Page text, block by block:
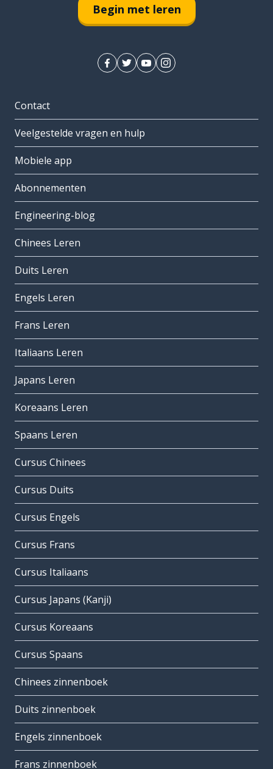
Begin met leren
Contact
Veelgestelde vragen en hulp
Mobiele app
Abonnementen
Engineering-blog
Chinees Leren
Duits Leren
Engels Leren
Frans Leren
Italiaans Leren
Japans Leren
Koreaans Leren
Spaans Leren
Cursus Chinees
Cursus Duits
Cursus Engels
Cursus Frans
Cursus Italiaans
Cursus Japans (Kanji)
Cursus Koreaans
Cursus Spaans
Chinees zinnenboek
Duits zinnenboek
Engels zinnenboek
Frans zinnenboek